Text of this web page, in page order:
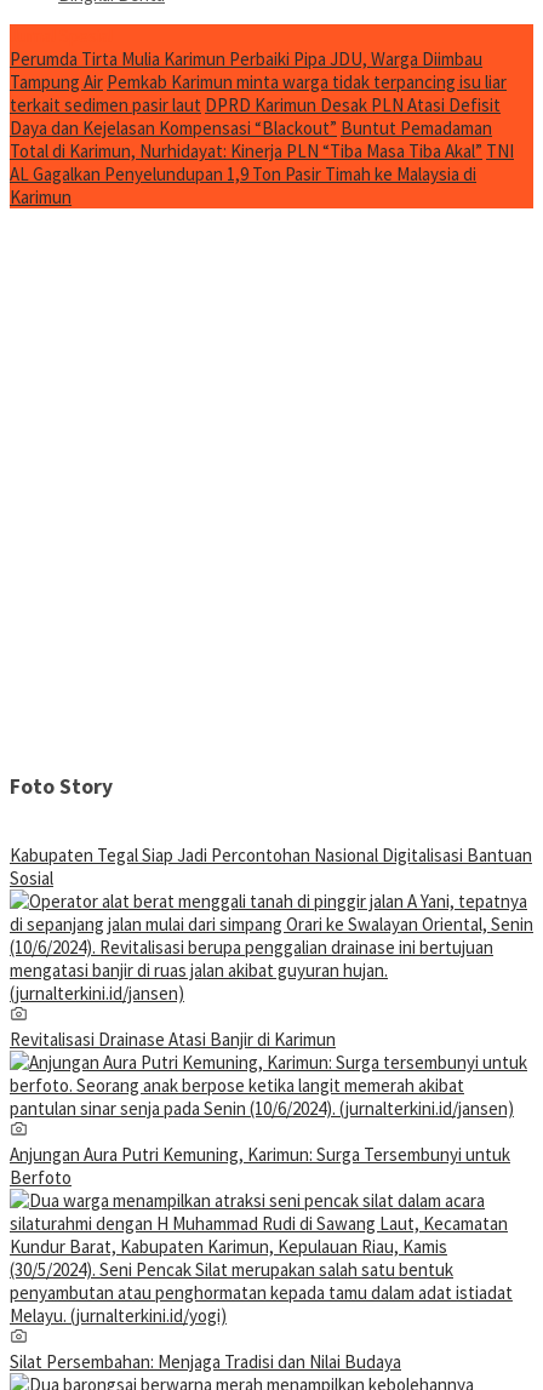
Perumda Tirta Mulia Karimun Perbaiki Pipa JDU, Warga Diimbau
Tampung Air Pemkab Karimun minta warga tidak terpancing isu liar
terkait sedimen pasir laut DPRD Karimun Desak PLN Atasi Defisit
Daya dan Kejelasan Kompensasi “Blackout” Buntut Pemadaman
Total di Karimun, Nurhidayat: Kinerja PLN “Tiba Masa Tiba Akal” TNI
AL Gagalkan Penyelundupan 1,9 Ton Pasir Timah ke Malaysia di
Karimun
Foto Story
Kabupaten Tegal Siap Jadi Percontohan Nasional Digitalisasi Bantuan
Sosial
Revitalisasi Drainase Atasi Banjir di Karimun
Anjungan Aura Putri Kemuning, Karimun: Surga Tersembunyi untuk
Berfoto
Silat Persembahan: Menjaga Tradisi dan Nilai Budaya